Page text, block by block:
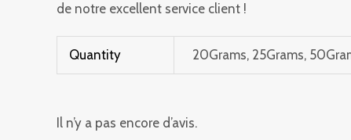
de notre excellent service client !
Quantity 20Grams, 25Grams,
Il n’y a pas encore d’avis.